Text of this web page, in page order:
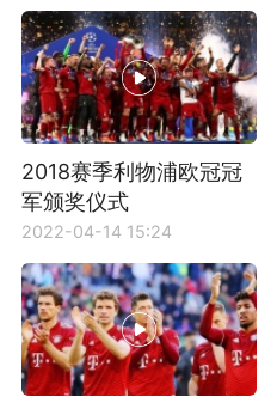
2018赛季利物浦欧冠冠
军颁奖仪式
2022-04-14 15:24